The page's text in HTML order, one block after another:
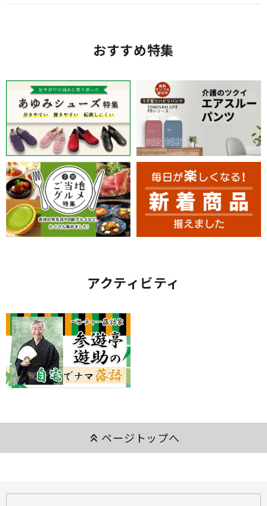
おすすめ特集
アクティビティ
keyboard_double_arrow_up ページトップへ